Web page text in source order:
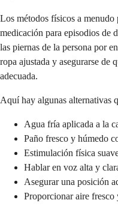
Los métodos físicos a menudo
medicación para episodios de
las piernas de la persona por
ropa ajustada y asegurarse de
adecuada.
Aquí hay algunas alternativas
Agua fría aplicada a la
Paño fresco y húmedo
Estimulación física
Hablar en voz alta y
Asegurar una posición
Proporcionar aire